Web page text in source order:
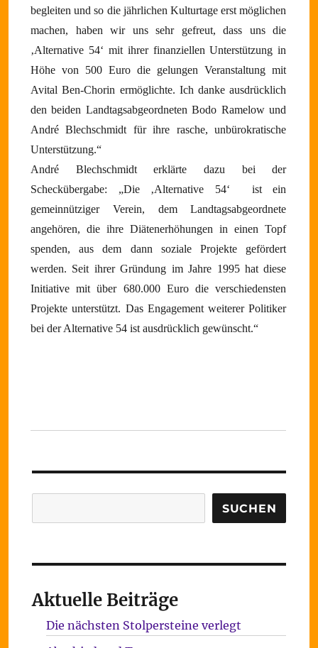
begleiten und so die jährlichen Kulturtage erst möglichen
machen, haben wir uns sehr gefreut, dass uns die
‚Alternative 54‘ mit ihrer finanziellen Unterstützung in
Höhe von 500 Euro die gelungen Veranstaltung mit
Avital Ben-Chorin ermöglichte. Ich danke ausdrücklich
den beiden Landtagsabgeordneten Bodo Ramelow und
André Blechschmidt für ihre rasche, unbürokratische
Unterstützung.“
André Blechschmidt erklärte dazu bei der
Scheckübergabe: „Die ‚Alternative 54‘
ist ein
gemeinnütziger Verein, dem Landtagsabgeordnete
angehören, die ihre Diätenerhöhungen in einen Topf
spenden, aus dem dann soziale Projekte gefördert
werden. Seit ihrer Gründung im Jahre 1995 hat diese
Initiative mit über 680.000 Euro die verschiedensten
Projekte unterstützt. Das Engagement weiterer Politiker
bei der Alternative 54 ist ausdrücklich gewünscht.“
SUCHEN
Aktuelle Beiträge
Die nächsten Stolpersteine verlegt